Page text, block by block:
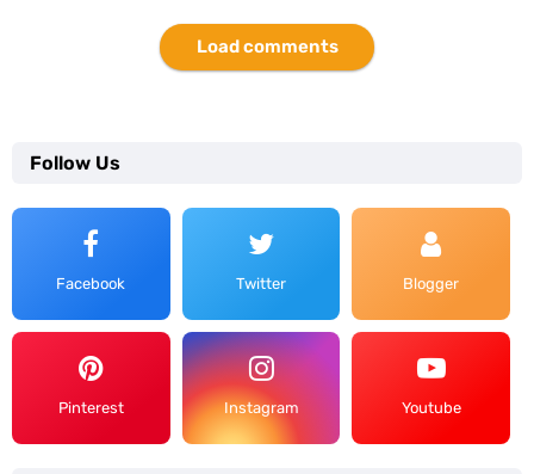
Load comments
Follow Us
Facebook Twitter Blogger
Pinterest Instagram Youtube